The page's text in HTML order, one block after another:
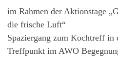
im Rahmen der Aktionstage
die frische Luft“
Spaziergang zum Kochtreff in
Treffpunkt im AWO